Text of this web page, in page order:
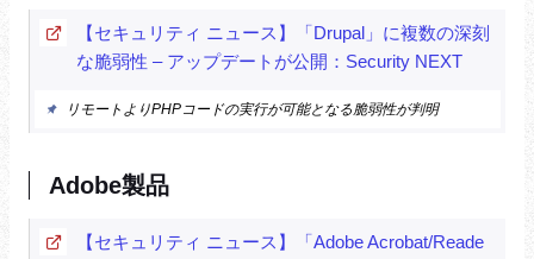
【セキュリティ ニュース】「Drupal」に複数の深刻
な脆弱性 – アップデートが公開：Security NEXT
リモートよりPHPコードの実行が可能となる脆弱性が判明
Adobe製品
【セキュリティ ニュース】「Adobe Acrobat/Reade